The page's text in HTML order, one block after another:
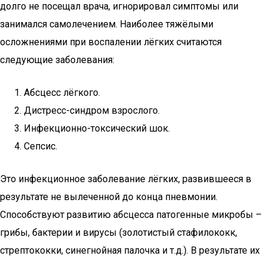
долго не посещал врача, игнорировал симптомы или
занимался самолечением. Наиболее тяжёлыми
осложнениями при воспалении лёгких считаются
следующие заболевания:
Абсцесс лёгкого.
Дистресс-синдром взрослого.
Инфекционно-токсический шок.
Сепсис.
Это инфекционное заболевание лёгких, развившееся в
результате не вылеченной до конца пневмонии.
Способствуют развитию абсцесса патогенные микробы –
грибы, бактерии и вирусы (золотистый стафилококк,
стрептококки, синегнойная палочка и т.д.). В результате их